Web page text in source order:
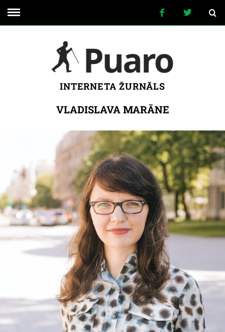
INTERNETA ŽURNĀLS
VLADISLAVA MARĀNE